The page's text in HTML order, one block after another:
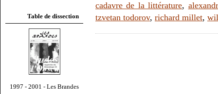
Table de dissection
1997 - 2001 - Les Brandes
cadavre de la littérature,
tzvetan todorov, richard millet,